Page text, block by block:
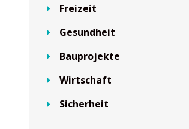
Freizeit
Gesundheit
Bauprojekte
Wirtschaft
Sicherheit